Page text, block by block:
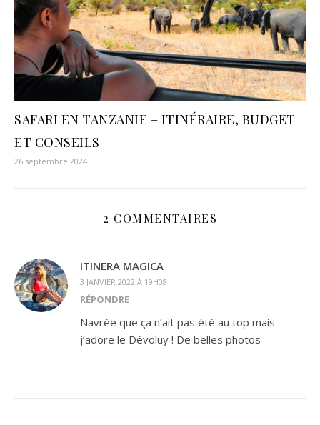
SAFARI EN TANZANIE – ITINÉRAIRE, BUDGET
ET CONSEILS
26 septembre 2024
2 COMMENTAIRES
ITINERA MAGICA
3 JANVIER 2022 À 19H08
RÉPONDRE
Navrée que ça n’ait pas été au top mais
j’adore le Dévoluy ! De belles photos